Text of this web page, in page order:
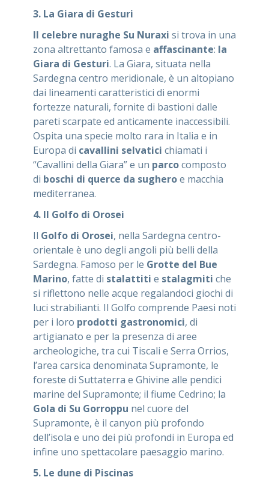
3. La Giara di Gesturi
Il celebre nuraghe Su Nuraxi si trova in una
zona altrettanto famosa e affascinante: la
Giara di Gesturi. La Giara, situata nella
Sardegna centro meridionale, è un altopiano
dai lineamenti caratteristici di enormi
fortezze naturali, fornite di bastioni dalle
pareti scarpate ed anticamente inaccessibili.
Ospita una specie molto rara in Italia e in
Europa di cavallini selvatici chiamati i
“Cavallini della Giara” e un parcocomposto
di boschi di querce da sugheroe macchia
mediterranea.
4. Il Golfo di Orosei
Il Golfo di Orosei, nella Sardegna centro-
orientale è uno degli angoli più belli della
Sardegna. Famoso per le Grotte del Bue
Marino, fatte di stalattiti e stalagmiti che
si riflettono nelle acque regalandoci giochi di
luci strabilianti. Il Golfo comprende Paesi noti
per i loro prodotti gastronomici, di
artigianato e per la presenza di aree
archeologiche, tra cui Tiscali e Serra Orrios,
l’area carsica denominata Supramonte, le
foreste di Suttaterra e Ghivine alle pendici
marine del Supramonte; il fiume Cedrino; la
Gola di Su Gorroppu nel cuore del
Supramonte, è il canyon più profondo
dell’isola e uno dei più profondi in Europa ed
infine uno spettacolare paesaggio marino.
5. Le dune di Piscinas